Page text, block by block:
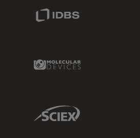
Molecular Devices Link
Sciex Link